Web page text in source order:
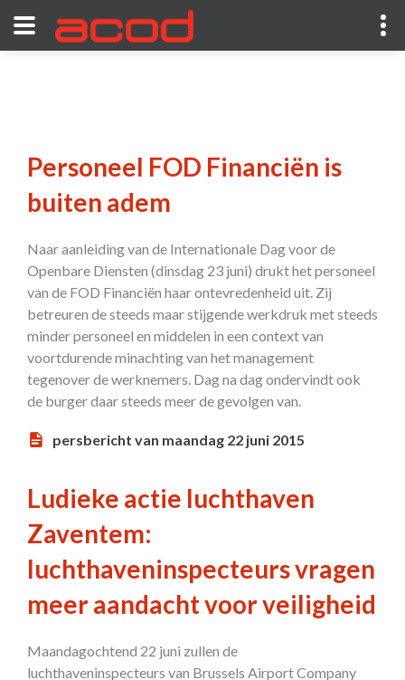
Personeel FOD Financiën is
buiten adem
Naar aanleiding van de Internationale Dag voor de
Openbare Diensten (dinsdag 23 juni) drukt het personeel
van de FOD Financiën haar ontevredenheid uit. Zij
betreuren de steeds maar stijgende werkdruk met steeds
minder personeel en middelen in een context van
voortdurende minachting van het management
tegenover de werknemers. Dag na dag ondervindt ook
de burger daar steeds meer de gevolgen van.
persbericht van maandag 22 juni 2015
Ludieke actie luchthaven
Zaventem:
luchthaveninspecteurs vragen
meer aandacht voor veiligheid
Maandagochtend 22 juni zullen de
luchthaveninspecteurs van Brussels Airport Company